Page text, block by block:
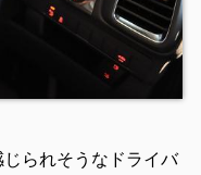
じられそうなドライバ